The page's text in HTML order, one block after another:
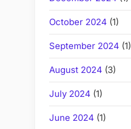
October 2024 (1)
September 2024 (1)
August 2024 (3)
July 2024 (1)
June 2024 (1)